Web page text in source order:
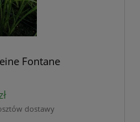
Fontane
dostawy